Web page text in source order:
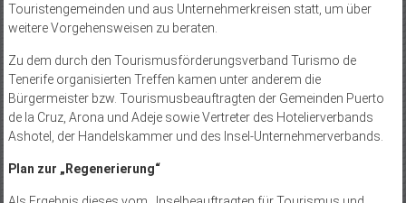
Touristengemeinden und aus Unternehmerkreisen statt, um über
weitere Vorgehensweisen zu beraten.
Zu dem durch den Tourismusförderungsverband Turismo de
Tenerife organisierten Treffen kamen unter anderem die
Bürgermeister bzw. Tourismusbeauftragten der Gemeinden Puerto
de la Cruz, Arona und Adeje sowie Vertreter des Hotelierverbands
Ashotel, der Handelskammer und des Insel-Unternehmerverbands.
Plan zur „Regenerierung“